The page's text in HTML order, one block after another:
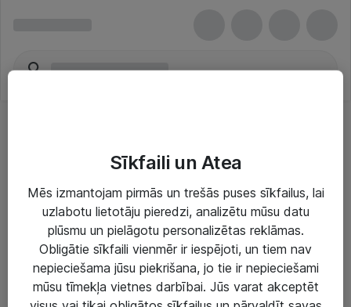
Risinājumi & Pakalpojumi
IT serviss un atbalsts
IT infrastruktūra
Sīkfaili un Atea
Mēs izmantojam pirmās un trešās puses sīkfailus, lai
uzlabotu lietotāju pieredzi, analizētu mūsu datu
plūsmu un pielāgotu personalizētas reklāmas.
Obligātie sīkfaili vienmēr ir iespējoti, un tiem nav
nepieciešama jūsu piekrišana, jo tie ir nepieciešami
mūsu tīmekļa vietnes darbībai. Jūs varat akceptēt